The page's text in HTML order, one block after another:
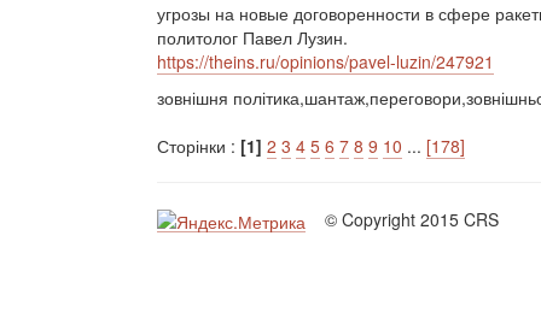
угрозы на новые договоренности в сфере
политолог Павел Лузин.
https://theins.ru/opinions/pavel-luzin/247921
зовнішня
Сторінки : [1] 2 3 4 5 6 7 8 9 10 ... [178]
© Copyright 2015 CRS